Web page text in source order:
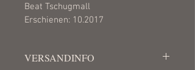
Beat Tschugmall
Erschienen: 10.2017
VERSANDINFO